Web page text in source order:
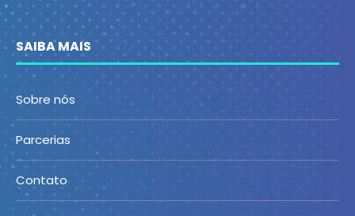
SAIBA MAIS
Sobre nós
Parcerias
Contato